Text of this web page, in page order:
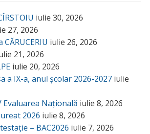
iulie 30, 2026
27, 2026
iulie 26, 2026
21, 2026
iulie 20, 2026
a IX-a, anul școlar 2026-2027 iulie
Evaluarea Națională iulie 8, 2026
2026 iulie 8, 2026
– BAC2026 iulie 7, 2026